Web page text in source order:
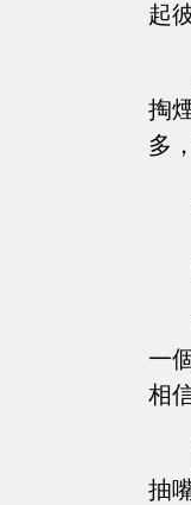
起
掏
多
一
相
抽